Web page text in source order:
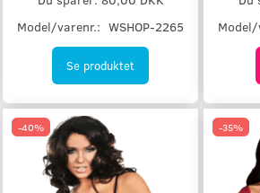
Model/varenr.: WSHOP-2265
Se produktet
-40% -35%